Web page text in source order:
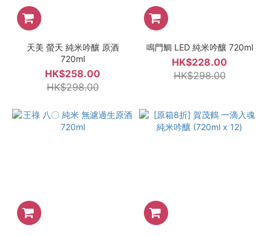
天美 螢天 純米吟釀 原酒
720ml
HK$258.00
HK$298.00
鳴門鯛 LED 純米吟釀 720ml
HK$228.00
HK$298.00